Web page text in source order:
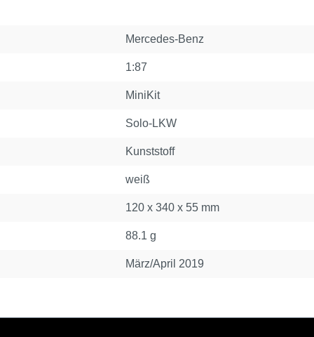
Mercedes-Benz
1:87
MiniKit
Solo-LKW
Kunststoff
weiß
120 x 340 x 55 mm
88.1 g
März/April 2019